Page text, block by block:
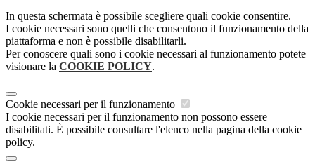
In questa schermata è possibile scegliere quali cookie consentire.
I cookie necessari sono quelli che consentono il funzionamento della
piattaforma e non è possibile disabilitarli.
Per conoscere quali sono i cookie necessari al funzionamento potete
visionare la COOKIE POLICY.
Cookie necessari per il funzionamento
I cookie necessari per il funzionamento non possono essere
disabilitati. È possibile consultare l'elenco nella pagina della cookie
policy.